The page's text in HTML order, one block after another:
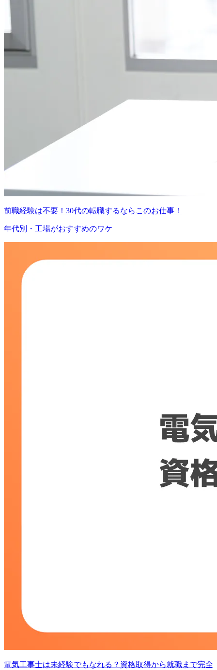
前職経験は不要！30代の転職するならこのお仕事！
年代別・工場がおすすめのワケ
電気工事士は未経験でもなれる？資格取得から就職まで完全